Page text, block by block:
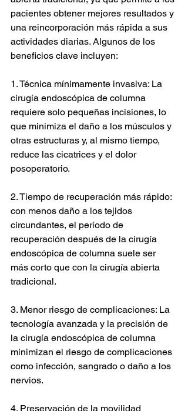
pacientes obtener mejores resultados y
una reincorporación más rápida a sus
actividades diarias. Algunos de los
beneficios clave incluyen:
1. Técnica mínimamente invasiva: La
cirugía endoscópica de columna
requiere solo pequeñas incisiones, lo
que minimiza el daño a los músculos y
otras estructuras y, al mismo tiempo,
reduce las cicatrices y el dolor
posoperatorio.
2. Tiempo de recuperación más rápido:
con menos daño a los tejidos
circundantes, el período de
recuperación después de la cirugía
endoscópica de columna suele ser
más corto que con la cirugía abierta
tradicional.
3. Menor riesgo de complicaciones: La
tecnología avanzada y la precisión de
la cirugía endoscópica de columna
minimizan el riesgo de complicaciones
como infección, sangrado o daño a los
nervios.
4. Preservación de la movilidad